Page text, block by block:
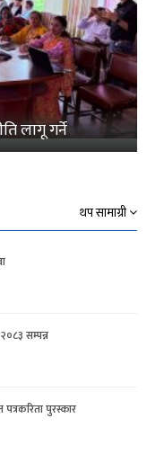
लागू गर्ने
थप सामाग्री
सम्पन्न
पुरस्कार